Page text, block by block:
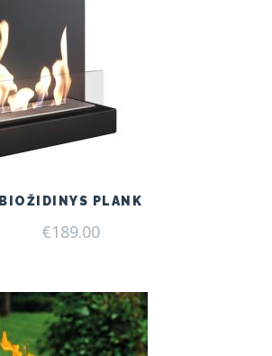
BIOŽIDINYS PLANK
€189.00